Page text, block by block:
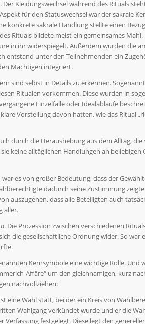
Kleidungswechsel während des Rituals
für den Statuswechsel war der sakrale
konkrete sakrale Handlung stellte einen
Rituals bildete meist ein gemeinsames
in ihr widerspiegelt. Außerdem wurden die
entstand unter den Teilnehmenden ein
Mächtigen integriert.
sind selbst in Details zu erkennen.
Ritualen vorkommen. Diese wurden in
Einzelfälle oder Idealabläufe
Vorstellung davon hatten, wie das Ritual
durch die Heraushebung aus dem Alltag,
keine alltäglichen Handlungen an
es von großer Bedeutung, dass der
dadurch seine Zustimmung
auszugehen, dass alle Beteiligten auch
aller.
. Die Prozession zwischen verschiedenen
die gesellschaftliche Ordnung wider. So war
Kernsymbole eine wichtige Rolle. Und
Affäre“ um den gleichnamigen, kurz
nachvollziehen:
eine Wahl statt, bei der ein Kreis von
Wahlgang verkündet wurde und er die
Verfassung festgelegt. Diese legt den